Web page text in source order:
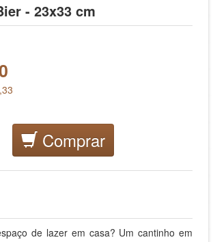
- 23x33 cm
Comprar
de lazer em casa? Um cantinho em